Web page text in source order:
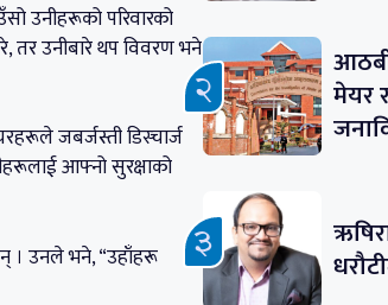
उनीहरूको परिवारको
तर उनीबारे थप विवरण भने
जबर्जस्ती डिस्चार्ज
आफ्नो सुरक्षाको
। उनले भने, “उहाँहरू
मेयर